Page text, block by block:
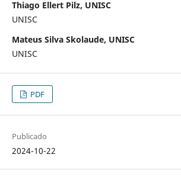
Thiago Ellert Pilz, UNISC
UNISC
Mateus Silva Skolaude, UNISC
UNISC
PDF
Publicado
2024-10-22